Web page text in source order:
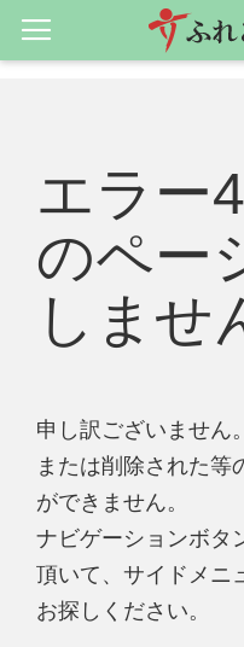
エラー
のペー
しませ
申し訳ございません
または削除された等
ができません。
ナビゲーションボタ
頂いて、サイドメニ
お探しください。